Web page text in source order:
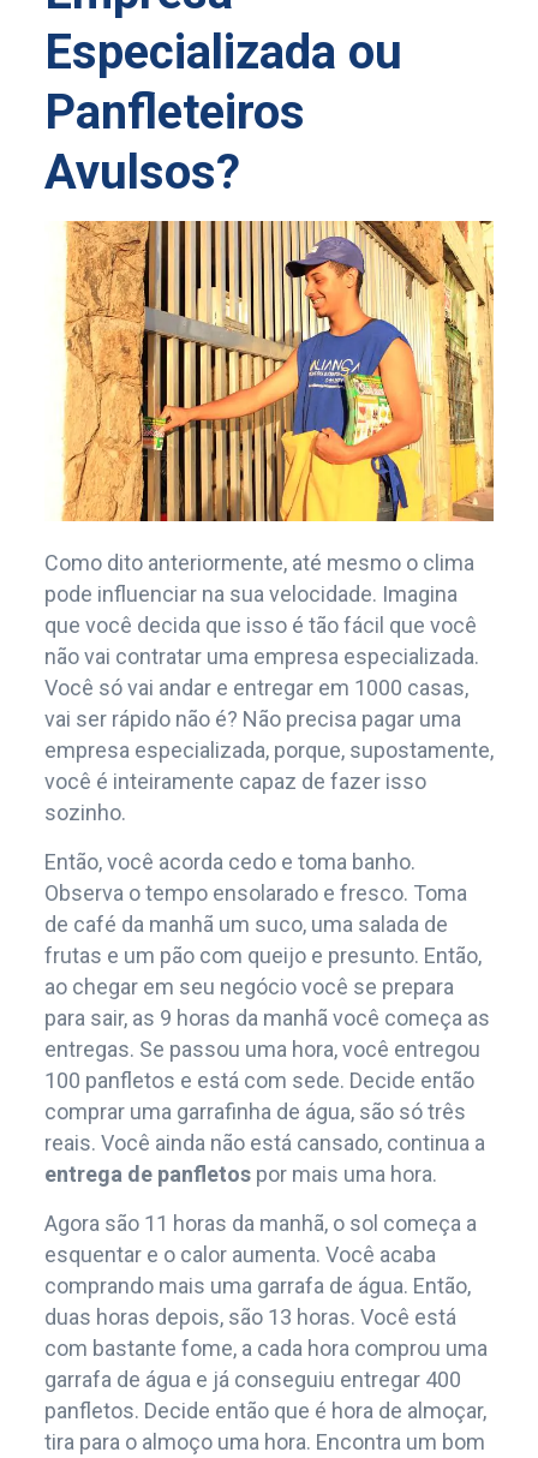
Especializada ou
Panfleteiros
Avulsos?
Como dito anteriormente, até mesmo o clima
pode influenciar na sua velocidade. Imagina
que você decida que isso é tão fácil que você
não vai contratar uma empresa especializada.
Você só vai andar e entregar em 1000 casas,
vai ser rápido não é? Não precisa pagar uma
empresa especializada, porque, supostamente,
você é inteiramente capaz de fazer isso
sozinho.
Então, você acorda cedo e toma banho.
Observa o tempo ensolarado e fresco. Toma
de café da manhã um suco, uma salada de
frutas e um pão com queijo e presunto. Então,
ao chegar em seu negócio você se prepara
para sair, as 9 horas da manhã você começa as
entregas. Se passou uma hora, você entregou
100 panfletos e está com sede. Decide então
comprar uma garrafinha de água, são só três
reais. Você ainda não está cansado, continua a
entrega de panfletospor mais uma hora.
Agora são 11 horas da manhã, o sol começa a
esquentar e o calor aumenta. Você acaba
comprando mais uma garrafa de água. Então,
duas horas depois, são 13 horas. Você está
com bastante fome, a cada hora comprou uma
garrafa de água e já conseguiu entregar 400
panfletos. Decide então que é hora de almoçar,
tira para o almoço uma hora. Encontra um bom